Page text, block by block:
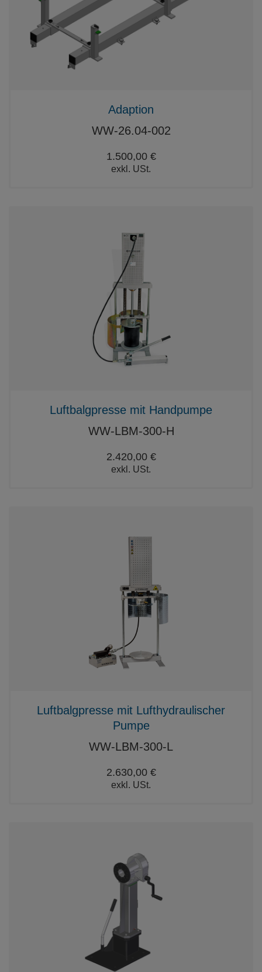
Adaption
WW-26.04-002
1.500,00 €
exkl. USt.
Luftbalgpresse mit Handpumpe
WW-LBM-300-H
2.420,00 €
exkl. USt.
Luftbalgpresse mit Lufthydraulischer
Pumpe
WW-LBM-300-L
2.630,00 €
exkl. USt.